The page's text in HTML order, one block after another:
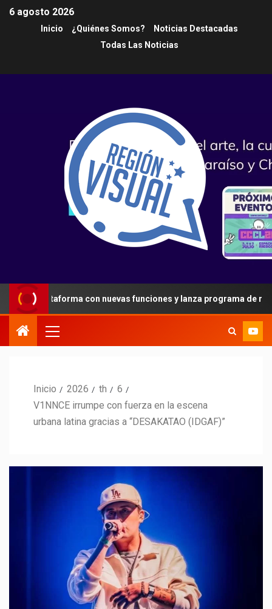
6 agosto 2026
Inicio ¿Quiénes Somos?
Noticias Destacadas
Todas Las Noticias
plataforma con nuevas funciones y lanza programa de
Inicio 2026 th
6
V1NNCE irrumpe con fuerza en la escena
urbana latina gracias a “DESAKATAO (IDGAF)”